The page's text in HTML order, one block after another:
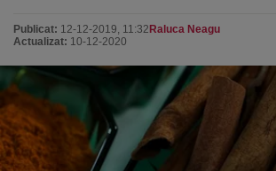
Publicat: 12-12-2019, 11:32
Actualizat: 10-12-2020
Raluca Neagu